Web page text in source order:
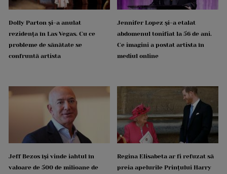
Dolly Parton și-a anulat
rezidența în Las Vegas. Cu ce
probleme de sănătate se
confruntă artista
Jennifer Lopez și-a etalat
abdomenul tonifiat la 56 de ani.
Ce imagini a postat artista în
mediul online
Jeff Bezos își vinde iahtul în
valoare de 500 de milioane de
Regina Elisabeta ar fi refuzat să
preia apelurile Prințului Harry